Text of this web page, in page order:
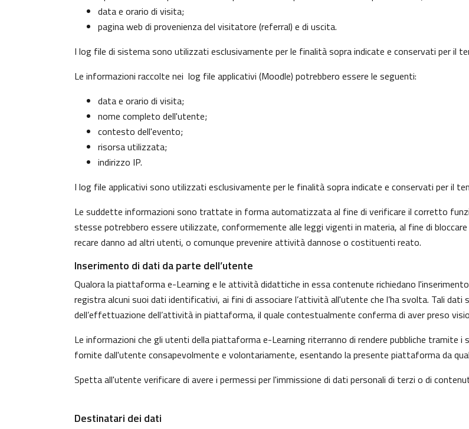
data e orario di visita;
pagina web di provenienza del visitatore (referral) e di uscita.
I log file di sistema sono utilizzati esclusivamente per le finalità sopra indicate e conservati per il
Le informazioni raccolte nei log file applicativi (Moodle) potrebbero essere le seguenti:
data e orario di visita;
nome completo dell'utente;
contesto dell'evento;
risorsa utilizzata;
indirizzo IP.
I log file applicativi sono utilizzati esclusivamente per le finalità sopra indicate e conservati per il
Le suddette informazioni sono trattate in forma automatizzata al fine di verificare il corretto
stesse potrebbero essere utilizzate, conformemente alle leggi vigenti in materia, al fine di
recare danno ad altri utenti, o comunque prevenire attività dannose o costituenti reato.
Inserimento di dati da parte dell’utente
Qualora la piattaforma e-Learning e le attività didattiche in essa contenute richiedano
registra alcuni suoi dati identificativi, ai fini di associare l’attività all'utente che l’ha svolta. Tali
dell’effettuazione dell’attività in piattaforma, il quale contestualmente conferma di aver preso
Le informazioni che gli utenti della piattaforma e-Learning riterranno di rendere pubbliche tramite
fornite dall'utente consapevolmente e volontariamente, esentando la presente piattaforma da
Spetta all'utente verificare di avere i permessi per l'immissione di dati personali di terzi o di
Destinatari dei dati